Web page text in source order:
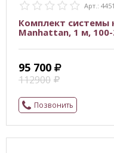
Арт.:
Комплект системы
Manhattan, 1 м,
95 700
112900
Позвонить